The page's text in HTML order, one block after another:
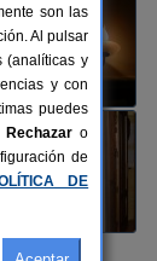
son las
Al pulsar
(analíticas y
y con
puedes
Rechazar o
de
DE